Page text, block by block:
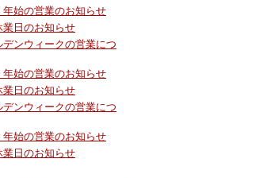
年始の営業のお知らせ
業日のお知らせ
デンウィークの営業につ
年始の営業のお知らせ
業日のお知らせ
デンウィークの営業につ
年始の営業のお知らせ
業日のお知らせ